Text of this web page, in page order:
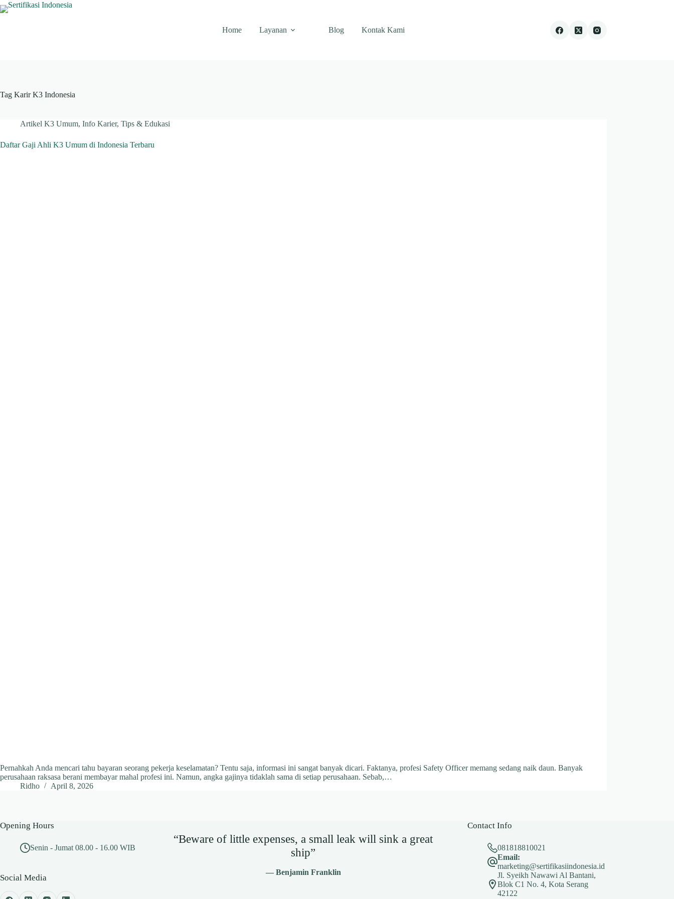
Skip
to
Home
Layanan Blog Kontak Kami
Tag Karir K3 Indonesia
Artikel K3 Umum, Info Karier, Tips & Edukasi
Daftar Gaji Ahli K3 Umum di Indonesia Terbaru
Pernahkah Anda mencari tahu bayaran seorang pekerja keselamatan? Tentu saja, informasi ini sangat banyak dicari. Faktanya, profesi Safety Officer memang sedang naik daun. Banyak
perusahaan raksasa berani membayar mahal profesi ini. Namun, angka gajinya tidaklah sama di setiap perusahaan. Sebab,…
Ridho
April 8, 2026
Opening Hours
Senin - Jumat 08.00 - 16.00 WIB
Social Media
“Beware of little expenses, a small leak will sink a great
ship”
— Benjamin Franklin
Contact Info
081818810021
Email:
marketing@sertifikasiindonesia.id
Jl. Syeikh Nawawi Al Bantani,
Blok C1 No. 4, Kota Serang
42122